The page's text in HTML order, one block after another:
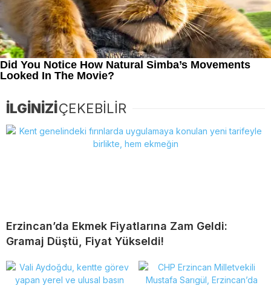
İLGİNİZİÇEKEBİLİR
Erzincan’da Ekmek Fiyatlarına Zam Geldi:
Gramaj Düştü, Fiyat Yükseldi!